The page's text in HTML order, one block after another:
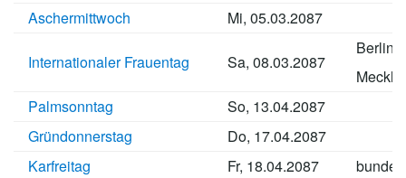
Aschermittwoch
Mi, 05.03.2087
Internationaler Frauentag Sa, 08.03.2087
Berlin
Palmsonntag
So, 13.04.2087
Gründonnerstag
Do, 17.04.2087
Karfreitag
Fr, 18.04.2087